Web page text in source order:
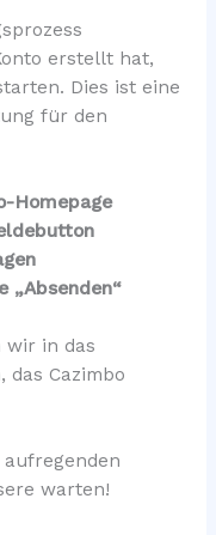
erstellt hat,
Dies ist eine
für den
Homepage
„Absenden“
wir in das
das Cazimbo
warten!